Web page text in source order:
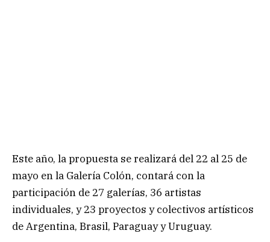
Este año, la propuesta se realizará del 22 al 25 de
mayo en la Galería Colón, contará con la
participación de 27 galerías, 36 artistas
individuales, y 23 proyectos y colectivos artísticos
de Argentina, Brasil, Paraguay y Uruguay.